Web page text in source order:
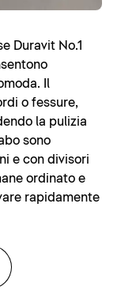
Duravit No.1
Il
o fessure,
la pulizia
sono
e con divisori
ordinato e
rapidamente